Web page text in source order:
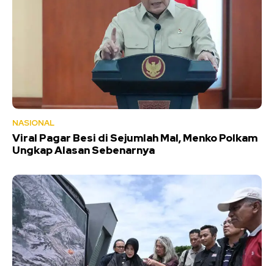
NASIONAL
Viral Pagar Besi di Sejumlah Mal, Menko Polkam
Ungkap Alasan Sebenarnya